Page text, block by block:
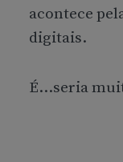
acontece
digitais.
É…seria